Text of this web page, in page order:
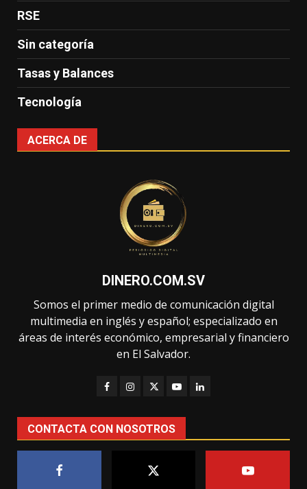
RSE
Sin categoría
Tasas y Balances
Tecnología
ACERCA DE
DINERO.COM.SV
Somos el primer medio de comunicación digital
multimedia en inglés y español; especializado en
áreas de interés económico, empresarial y financiero
en El Salvador.
CONTACTA CON NOSOTROS